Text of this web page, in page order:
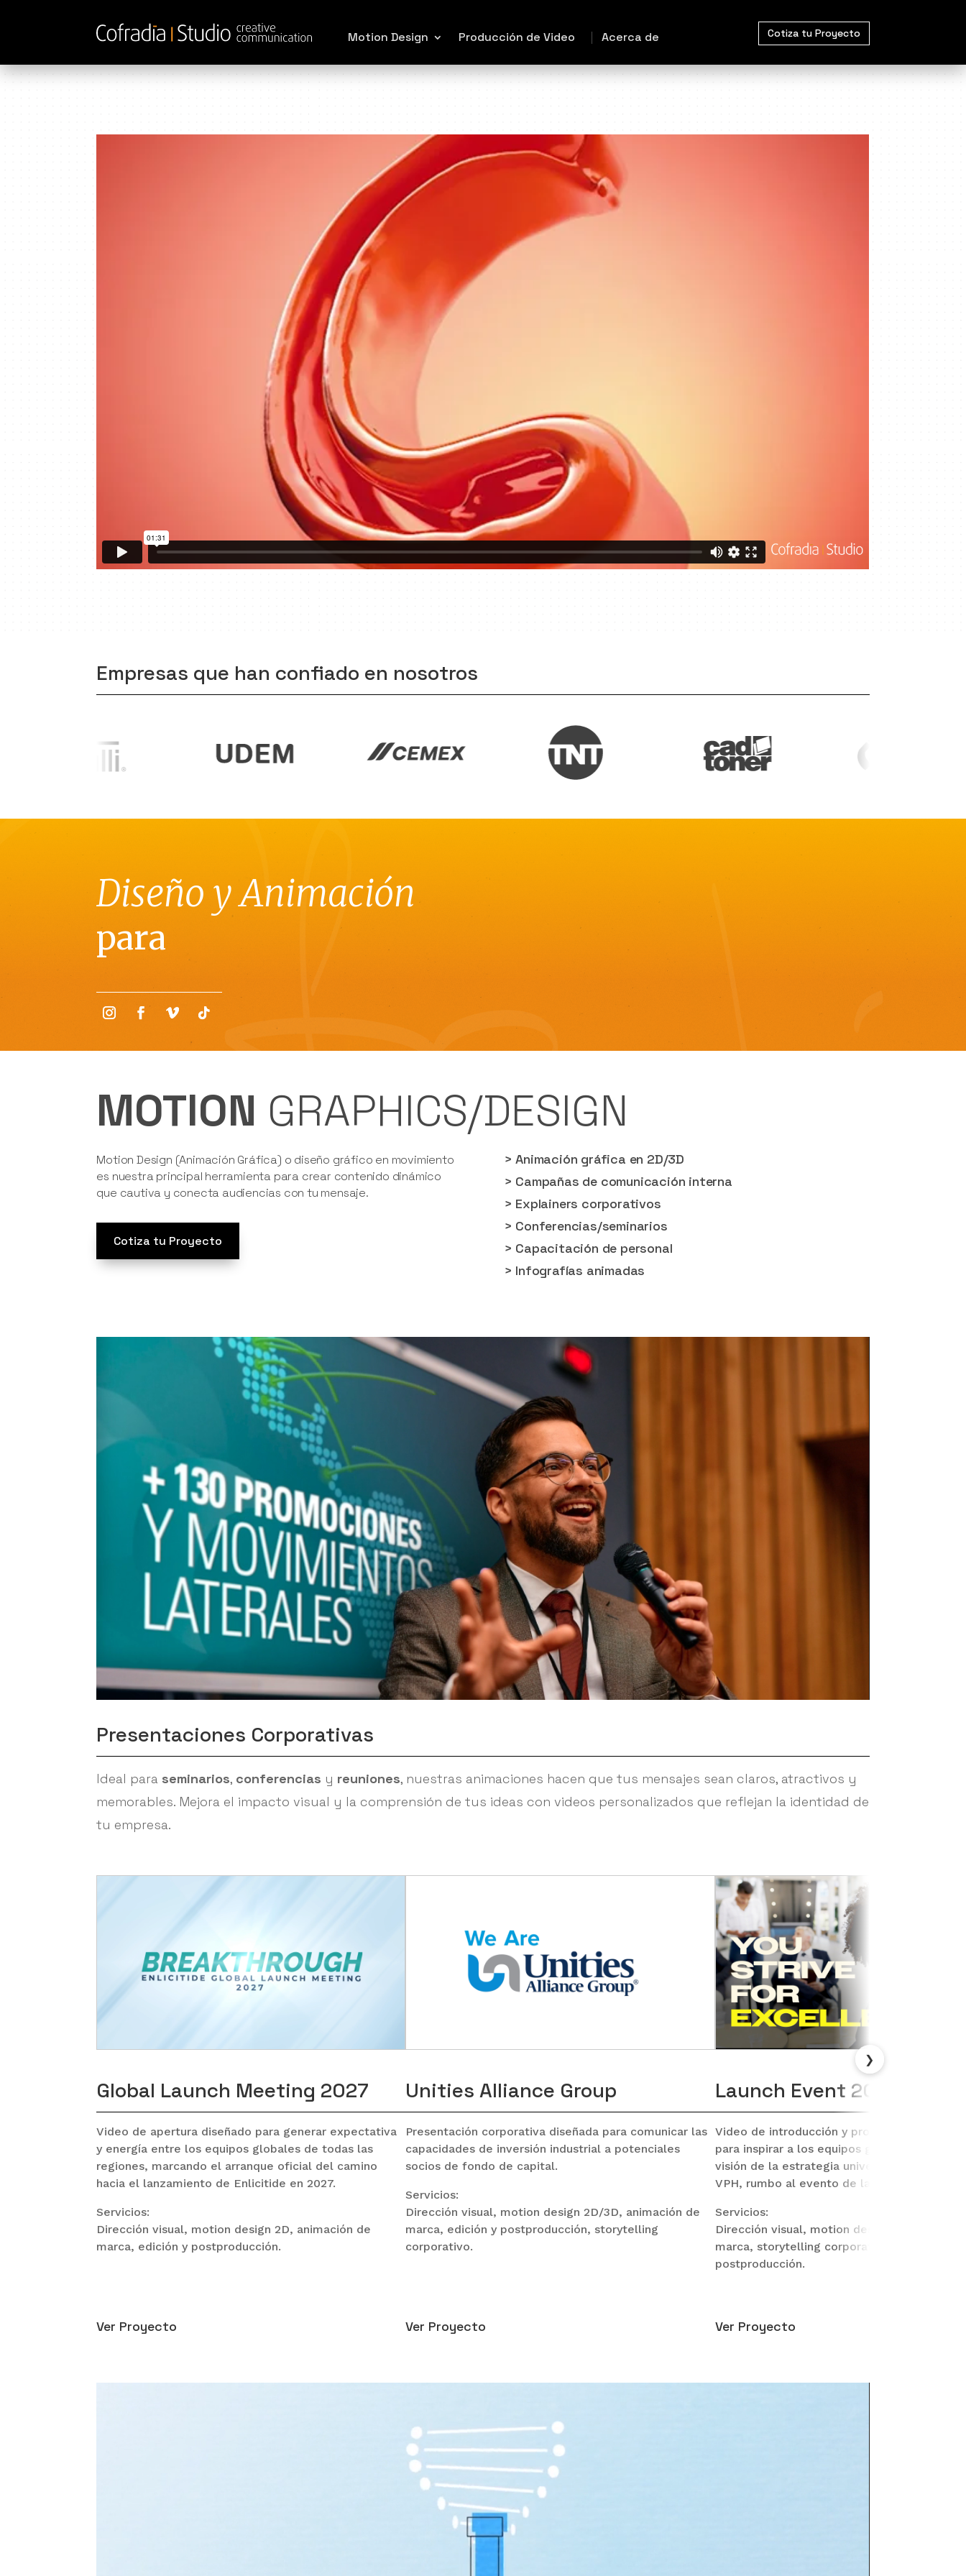
Motion Design Producción de Video Acerca de Cotiza tu Proyecto
Empresas que han confiado en nosotros
Diseño y Animación
para
MOTION GRAPHICS/DESIGN
Motion Design (Animación Gráfica) o diseño gráfico en movimiento
es nuestra principal herramienta para crear contenido dinámico
que cautiva y conecta audiencias con tu mensaje.
Cotiza tu Proyecto
> Animación gráfica en 2D/3D
> Campañas de comunicación interna
> Explainers corporativos
> Conferencias/seminarios
> Capacitación de personal
> Infografías animadas
Reproductor de vídeo
Presentaciones Corporativas
Ideal paraseminarios, conferencias y reuniones, nuestras animaciones hacen que tus mensajes sean claros, atractivos y
memorables. Mejora el impacto visual y la comprensión de tus ideas con videos personalizados que reflejan la identidad de
tu empresa.
Global Launch Meeting 2027
Video de apertura diseñado para generar expectativa
y energía entre los equipos globales de todas las
regiones, marcando el arranque oficial del camino
hacia el lanzamiento de Enlicitide en 2027.
Servicios:
Dirección visual, motion design 2D, animación de
marca, edición y postproducción.
Ver Proyecto
Unities Alliance Group
Presentación corporativa diseñada para comunicar las
capacidades de inversión industrial a potenciales
socios de fondo de capital.
Servicios:
Dirección visual, motion design 2D/3D, animación de
marca, edición y postproducción, storytelling
corporativo.
Ver Proyecto
Launch Event 2025
Video de introducción y promoción interna
para inspirar a los equipos
visión de la estrategia universal de
VPH, rumbo al evento de lanzamiento
Servicios:
Dirección visual, motion design 2D,
marca, storytelling corporativo, edición y
postproducción.
Ver Proyecto
❯
Reproductor de vídeo